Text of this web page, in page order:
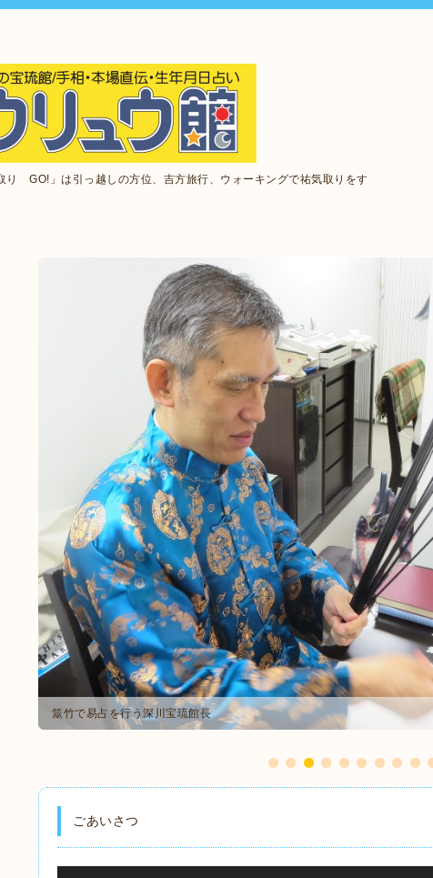
り GO!」は引っ越しの方位、吉方旅行、ウォーキングで祐気取りをす
筮竹で易占を行う深川宝琉館長
四方八方の吉方、凶方を全世界各地から見ていく移動運こそ開運の秘訣だ！